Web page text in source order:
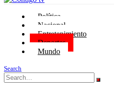
Política
Nacional
Entretenimiento
Deportes
Mundo
Search